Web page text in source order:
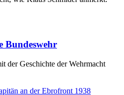
Bundeswehr
der Geschichte der Wehrmacht